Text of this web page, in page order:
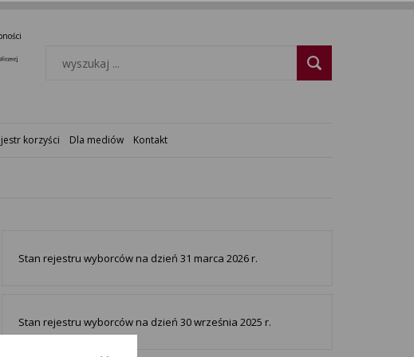
korzyści Dla mediów Kontakt
Stan rejestru wyborców na dzień 31 marca 2026 r.
Stan rejestru wyborców na dzień 30 września 2025 r.